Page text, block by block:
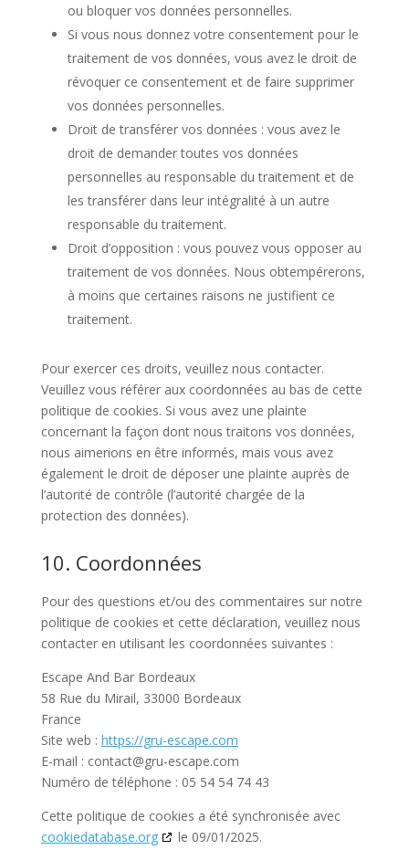
ou bloquer vos données personnelles.
Si vous nous donnez votre consentement pour le
traitement de vos données, vous avez le droit de
révoquer ce consentement et de faire supprimer
vos données personnelles.
Droit de transférer vos données : vous avez le
droit de demander toutes vos données
personnelles au responsable du traitement et de
les transférer dans leur intégralité à un autre
responsable du traitement.
Droit d’opposition : vous pouvez vous opposer au
traitement de vos données. Nous obtempérerons,
à moins que certaines raisons ne justifient ce
traitement.
Pour exercer ces droits, veuillez nous contacter.
Veuillez vous référer aux coordonnées au bas de cette
politique de cookies. Si vous avez une plainte
concernant la façon dont nous traitons vos données,
nous aimerions en être informés, mais vous avez
également le droit de déposer une plainte auprès de
l’autorité de contrôle (l’autorité chargée de la
protection des données).
10. Coordonnées
Pour des questions et/ou des commentaires sur notre
politique de cookies et cette déclaration, veuillez nous
contacter en utilisant les coordonnées suivantes :
Escape And Bar Bordeaux
58 Rue du Mirail, 33000 Bordeaux
France
Site web : https://gru-escape.com
E-mail : contact@gru-escape.com
Numéro de téléphone : 05 54 54 74 43
Cette politique de cookies a été synchronisée avec
cookiedatabase.org
le 09/01/2025.